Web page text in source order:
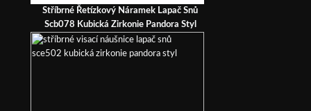
Stříbrné Řetízkový Náramek Lapač Snů
Scb078 Kubická Zirkonie Pandora Styl